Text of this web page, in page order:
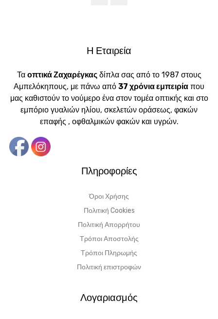
Η Εταιρεία
Τα οπτικά Ζαχαρέγκαςδίπλα σας από το 1987 στους
Αμπελόκηπους, με πάνω από 37 χρόνια εμπειρία που
μας καθιστούν το νούμερο ένα στον τομέα οπτικής και στο
εμπόριο γυαλιών ηλίου, σκελετών οράσεως, φακών
επαφής , οφθαλμικών φακών και υγρών.
Πληροφορίες
Όροι Χρήσης
Πολιτική Cookies
Πολιτική Απορρήτου
Τρόποι Αποστολής
Τρόποι Πληρωμής
Πολιτική επιστροφών
Λογαριασμός